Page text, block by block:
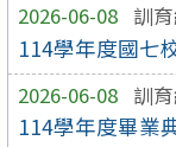
2026-06-08 訓
114學年度國七
2026-06-08 訓
114學年度畢業